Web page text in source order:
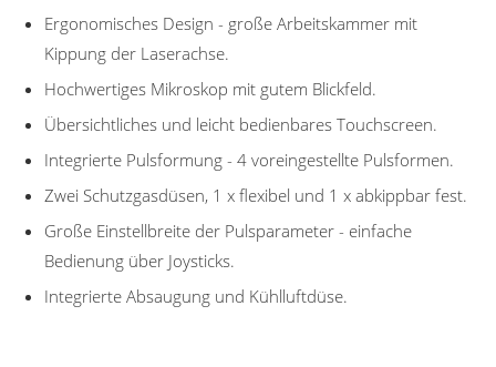
Ergonomisches Design - große Arbeitskammer mit
Kippung der Laserachse.
Hochwertiges Mikroskop mit gutem Blickfeld.
Übersichtliches und leicht bedienbares Touchscreen.
Integrierte Pulsformung - 4 voreingestellte Pulsformen.
Zwei Schutzgasdüsen, 1 x flexibel und 1 x abkippbar fest.
Große Einstellbreite der Pulsparameter - einfache
Bedienung über Joysticks.
Integrierte Absaugung und Kühlluftdüse.